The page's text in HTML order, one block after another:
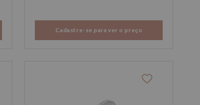
Cadastre-se para ver o preço